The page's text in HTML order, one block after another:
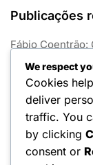
Publicações
Fábio
Bruno
desempenhos
João Félix:
contribuições
We respect
Cookies
deliver
traffic. You
by clicking
consent or